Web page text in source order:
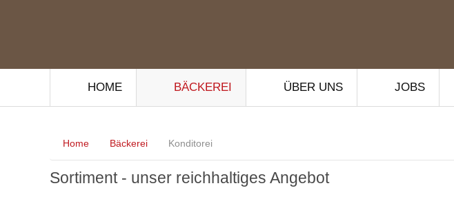
HOME BÄCKEREI ÜBER UNS JOBS
Home Bäckerei Konditorei
Sortiment - unser reichhaltiges Angebot